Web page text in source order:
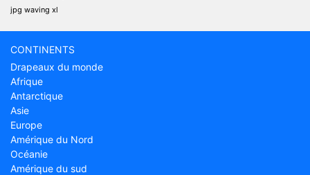
jpg waving xl
CONTINENTS
Drapeaux du monde
Afrique
Antarctique
Asie
Europe
Amérique du Nord
Océanie
Amérique du sud